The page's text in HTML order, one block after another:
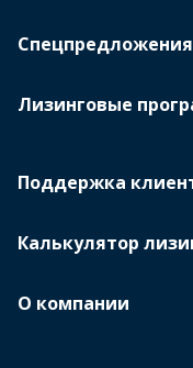
Спецпредложения
Лизинговые
Поддержка
Калькулятор
О компании